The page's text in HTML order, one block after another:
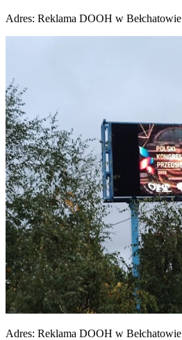
Adres: Reklama DOOH w Bełchatowie
Adres: Reklama DOOH w Bełchatowie